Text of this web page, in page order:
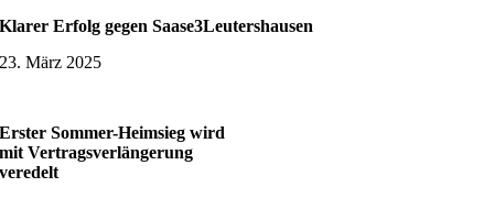
Klarer Erfolg gegen Saase3Leutershausen
23. März 2025
Erster Sommer-Heimsieg wird
mit Vertragsverlängerung
veredelt